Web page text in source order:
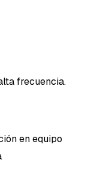
frecuencia.
en equipo